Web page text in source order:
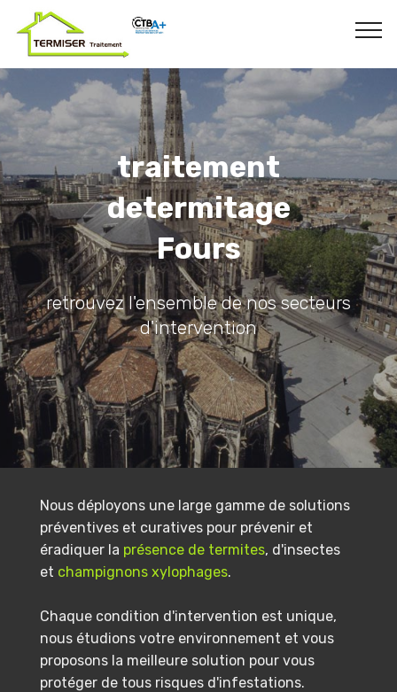
traitement
determitage
Fours
retrouvez l'ensemble de nos secteurs
d'intervention
Nous déployons une large gamme de solutions
préventives et curatives pour prévenir et
éradiquer la présence de termites, d'insectes
et champignons xylophages.
Chaque condition d'intervention est unique,
nous étudions votre environnement et vous
proposons la meilleure solution pour vous
protéger de tous risques d'infestations.